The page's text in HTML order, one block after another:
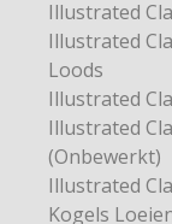
Illustrated
Illustrated
Loods
Illustrated
Illustrated
(Onbewerkt)
Illustrated
Kogels